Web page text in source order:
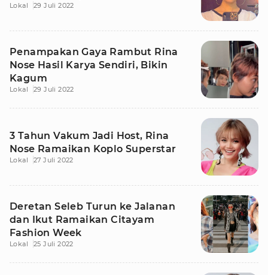
Lokal 29 Juli 2022
Penampakan Gaya Rambut Rina
Nose Hasil Karya Sendiri, Bikin
Kagum
Lokal 29 Juli 2022
3 Tahun Vakum Jadi Host, Rina
Nose Ramaikan Koplo Superstar
Lokal 27 Juli 2022
Deretan Seleb Turun ke Jalanan
dan Ikut Ramaikan Citayam
Fashion Week
Lokal 25 Juli 2022